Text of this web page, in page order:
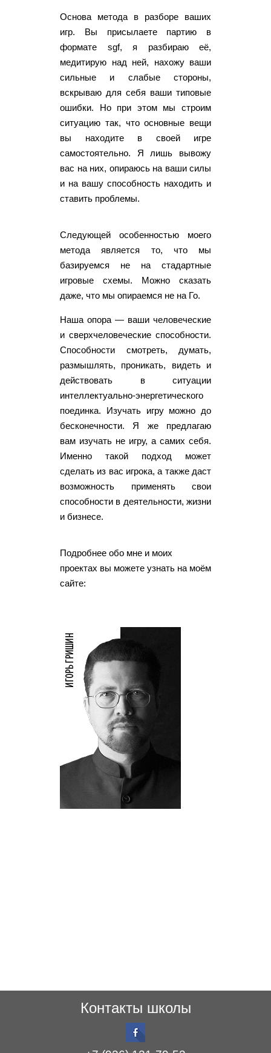
Основа метода в разборе ваших
игр. Вы присылаете партию в
формате sgf, я разбираю её,
медитирую над ней, нахожу ваши
сильные и слабые стороны,
вскрываю для себя ваши типовые
ошибки. Но при этом мы строим
ситуацию так, что основные вещи
вы находите в своей игре
самостоятельно. Я лишь вывожу
вас на них, опираюсь на ваши силы
и на вашу способность находить и
ставить проблемы.
Следующей особенностью моего
метода является то, что мы
базируемся не на стадартные
игровые схемы. Можно сказать
даже, что мы опираемся не на Го.
Наша опора — ваши человеческие
и сверхчеловеческие способности.
Способности смотреть, думать,
размышлять, проникать, видеть и
действовать в ситуации
интеллектуально-энергетического
поединка. Изучать игру можно до
бесконечности. Я же предлагаю
вам изучать не игру, а самих себя.
Именно такой подход может
сделать из вас игрока, а также даст
возможность применять свои
способности в деятельности, жизни
и бизнесе.
Подробнее обо мне и моих
проектах вы можете узнать на моём
сайте:
Контакты школы